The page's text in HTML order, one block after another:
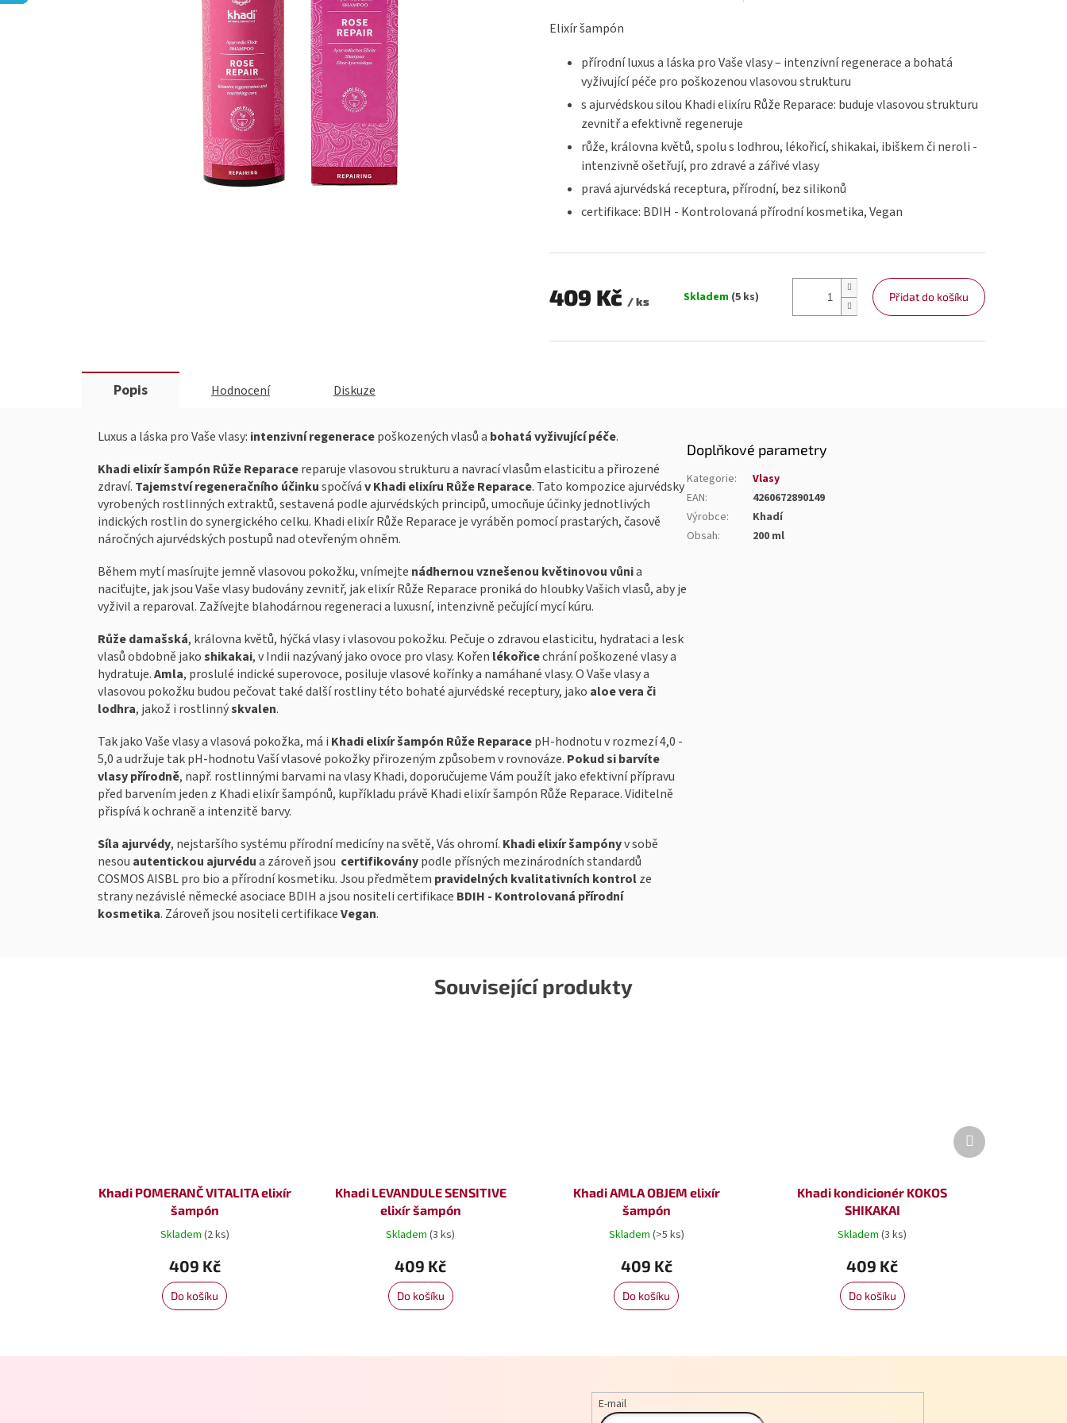
Elixír šampón
přírodní luxus a láska pro Vaše vlasy – intenzivní regenerace a bohatá
vyživující péče pro poškozenou vlasovou strukturu
s ajurvédskou silou Khadi elixíru Růže Reparace: buduje vlasovou strukturu
zevnitř a efektivně regeneruje
růže, královna květů, spolu s lodhrou, lékořicí, shikakai, ibiškem či neroli -
intenzivně ošetřují, pro zdravé a zářivé vlasy
pravá ajurvédská receptura, přírodní, bez silikonů
certifikace: BDIH - Kontrolovaná přírodní kosmetika, Vegan
409 Kč / ks
Skladem (5 ks) Přidat do košíku
produktu
hvězdiček.
Související produkty
Khadi POMERANČ VITALITA elixír
šampón
Skladem (2 ks)
409 Kč
Do košíku
Khadi LEVANDULE SENSITIVE
elixír šampón
Skladem(3 ks)
409 Kč
Do košíku
Khadi AMLA OBJEM elixír
šampón
Skladem (>5 ks)
409 Kč
Do košíku
Khadi kondicionér KOKOS
SHIKAKAI
Skladem(3 ks)
409 Kč
Do košíku
Další
produkt
Popis Hodnocení Diskuze
Luxus a láska pro Vaše vlasy: intenzivní regeneracepoškozených vlasů a bohatá vyživující péče.
Khadi elixír šampón Růže Reparacereparuje vlasovou strukturu a navrací vlasům elasticitu a přirozené
zdraví. Tajemství regeneračního účinkuspočíváv Khadi elixíru Růže Reparace. Tato kompozice ajurvédsky
vyrobených rostlinných extraktů, sestavená podle ajurvédských principů, umocňuje účinky jednotlivých
indických rostlin do synergického celku. Khadi elixír Růže Reparace je vyráběn pomocí prastarých, časově
náročných ajurvédských postupů nad otevřeným ohněm.
Během mytí masírujte jemně vlasovou pokožku, vnímejte nádhernou vznešenou květinovou vůnia
naciťujte, jak jsou Vaše vlasy budovány zevnitř, jak elixír Růže Reparace proniká do hloubky Vašich vlasů, aby je
vyživil a reparoval. Zažívejte blahodárnou regeneraci a luxusní, intenzivně pečující mycí kúru.
Růže damašská, královna květů, hýčká vlasy i vlasovou pokožku. Pečuje o zdravou elasticitu, hydrataci a lesk
vlasů obdobně jakoshikakai, v Indii nazývaný jako ovoce pro vlasy. Kořen lékořicechrání poškozené vlasy a
hydratuje.Amla, proslulé indické superovoce, posiluje vlasové kořínky a namáhané vlasy. O Vaše vlasy a
vlasovou pokožku budou pečovat také další rostliny této bohaté ajurvédské receptury, jako aloe vera či
lodhra, jakož i rostlinnýskvalen.
Tak jako Vaše vlasy a vlasová pokožka, má i Khadi elixír šampón Růže ReparacepH-hodnotu v rozmezí 4,0 -
5,0 a udržuje tak pH-hodnotu Vaší vlasové pokožky přirozeným způsobem v rovnováze. Pokud si barvíte
vlasy přírodně, např. rostlinnými barvami na vlasy Khadi, doporučujeme Vám použít jako efektivní přípravu
před barvením jeden z Khadi elixír šampónů, kupříkladu právě Khadi elixír šampón Růže Reparace. Viditelně
přispívá k ochraně a intenzitě barvy.
Síla ajurvédy, nejstaršího systému přírodní medicíny na světě, Vás ohromí. Khadi elixír šampónyv sobě
nesou autentickou ajurvédua zároveň jsou certifikoványpodle přísných mezinárodních standardů
COSMOS AISBL pro bio a přírodní kosmetiku. Jsou předmětem pravidelných kvalitativních kontrolze
strany nezávislé německé asociace BDIH a jsou nositeli certifikace BDIH - Kontrolovaná přírodní
kosmetika. Zároveň jsou nositeli certifikaceVegan.
Doplňkové parametry
Kategorie:
Vlasy
EAN:
4260672890149
Výrobce:
Khadí
Obsah: 200 ml
E-mail